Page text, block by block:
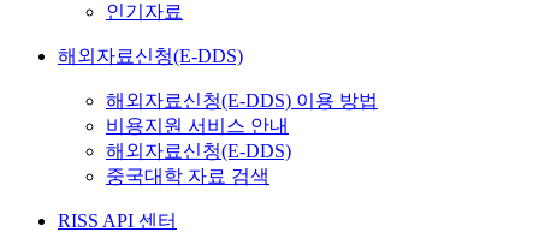
인기자료
해외자료신청(E-DDS)
해외자료신청(E-DDS) 이용 방법
비용지원 서비스 안내
해외자료신청(E-DDS)
중국대학 자료 검색
RISS API 센터